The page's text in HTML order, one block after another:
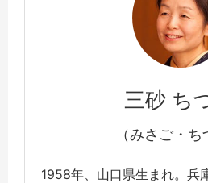
三砂 ち
（みさご・ち
1958年、山口県生まれ。兵